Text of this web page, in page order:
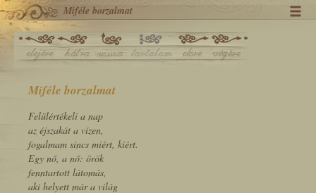
Miféle borzalmat
Miféle borzalmat
Felülértékeli a nap
az éjszakát a vízen,
fogalmam sincs miért, kiért.
Egy nő, a nő: örök
fenntartott látomás,
aki helyett már a világ